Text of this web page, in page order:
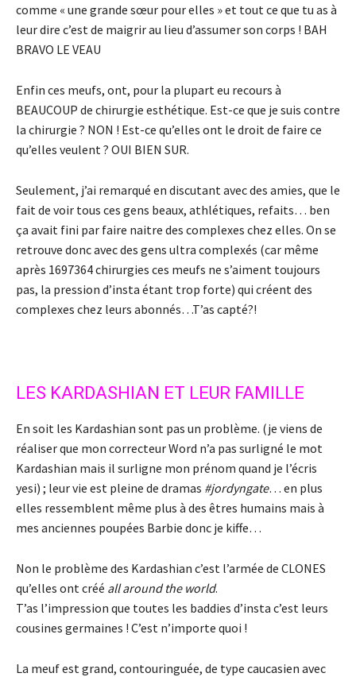
comme « une grande sœur pour elles » et tout ce que tu as à
leur dire c’est de maigrir au lieu d’assumer son corps ! BAH
BRAVO LE VEAU
Enfin ces meufs, ont, pour la plupart eu recours à
BEAUCOUP de chirurgie esthétique. Est-ce que je suis contre
la chirurgie ? NON ! Est-ce qu’elles ont le droit de faire ce
qu’elles veulent ? OUI BIEN SUR.
Seulement, j’ai remarqué en discutant avec des amies, que le
fait de voir tous ces gens beaux, athlétiques, refaits… ben
ça avait fini par faire naitre des complexes chez elles. On se
retrouve donc avec des gens ultra complexés (car même
après 1697364 chirurgies ces meufs ne s’aiment toujours
pas, la pression d’insta étant trop forte) qui créent des
complexes chez leurs abonnés…T’as capté?!
LES KARDASHIAN ET LEUR FAMILLE
En soit les Kardashian sont pas un problème. (je viens de
réaliser que mon correcteur Word n’a pas surligné le mot
Kardashian mais il surligne mon prénom quand je l’écris
yesi) ; leur vie est pleine de dramas #jordyngate… en plus
elles ressemblent même plus à des êtres humains mais à
mes anciennes poupées Barbie donc je kiffe…
Non le problème des Kardashian c’est l’armée de CLONES
qu’elles ont créé all around the world.
T’as l’impression que toutes les baddies d’insta c’est leurs
cousines germaines ! C’est n’importe quoi !
La meuf est grand, contouringuée, de type caucasien avec